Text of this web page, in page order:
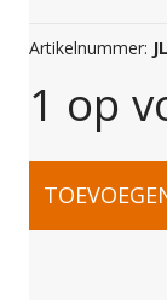
Artikelnummer:
1 op
POLO